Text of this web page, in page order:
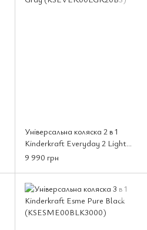
Універсальна коляска 2 в 1
Kinderkraft Everyday 2 Light
Gray (KSEVER00LGR20BS)
9 990 грн